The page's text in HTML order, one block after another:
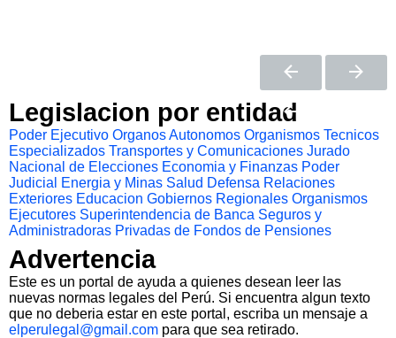
Legislacion por entidad
Poder Ejecutivo Organos Autonomos Organismos Tecnicos
Especializados Transportes y Comunicaciones Jurado
Nacional de Elecciones Economia y Finanzas Poder
Judicial
Energia y Minas Salud Defensa Relaciones
Exteriores Educacion Gobiernos Regionales Organismos
Ejecutores Superintendencia de Banca Seguros y
Administradoras Privadas de Fondos de Pensiones
Advertencia
Este es un portal de ayuda a quienes desean leer las
nuevas normas legales del Perú. Si encuentra algun texto
que no deberia estar en este portal, escriba un mensaje a
elperulegal@gmail.com para que sea retirado.